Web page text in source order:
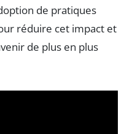
de pratiques
réduire cet impact et
de plus en plus